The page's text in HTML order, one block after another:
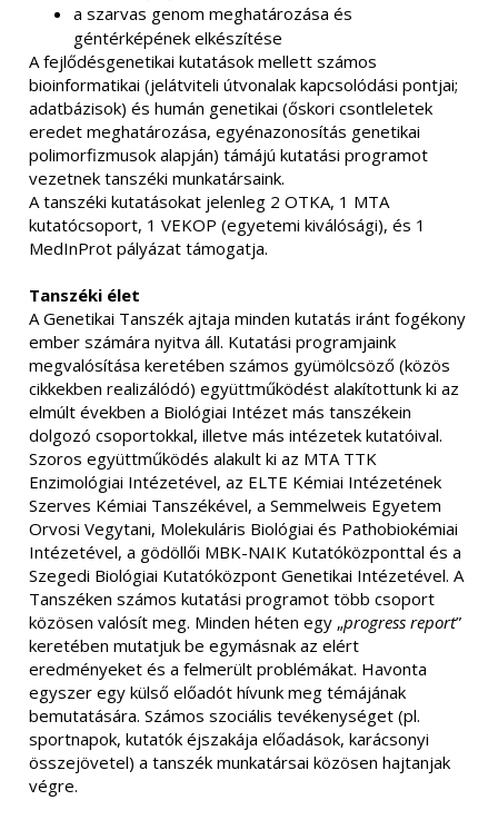
a szarvas genom meghatározása és
géntérképének elkészítése
A fejlődésgenetikai kutatások mellett számos
bioinformatikai (jelátviteli útvonalak kapcsolódási pontjai;
adatbázisok) és humán genetikai (őskori csontleletek
eredet meghatározása, egyénazonosítás genetikai
polimorfizmusok alapján) támájú kutatási programot
vezetnek tanszéki munkatársaink.
A tanszéki kutatásokat jelenleg 2 OTKA, 1 MTA
kutatócsoport, 1 VEKOP (egyetemi kiválósági), és 1
MedInProt pályázat támogatja.
Tanszéki élet
A Genetikai Tanszék ajtaja minden kutatás iránt fogékony
ember számára nyitva áll. Kutatási programjaink
megvalósítása keretében számos gyümölcsöző (közös
cikkekben realizálódó) együttműködést alakítottunk ki az
elmúlt években a Biológiai Intézet más tanszékein
dolgozó csoportokkal, illetve más intézetek kutatóival.
Szoros együttműködés alakult ki az MTA TTK
Enzimológiai Intézetével, az ELTE Kémiai Intézetének
Szerves Kémiai Tanszékével, a Semmelweis Egyetem
Orvosi Vegytani, Molekuláris Biológiai és Pathobiokémiai
Intézetével, a gödöllői MBK-NAIK Kutatóközponttal és a
Szegedi Biológiai Kutatóközpont Genetikai Intézetével. A
Tanszéken számos kutatási programot több csoport
közösen valósít meg. Minden héten egy „progress report”
keretében mutatjuk be egymásnak az elért
eredményeket és a felmerült problémákat. Havonta
egyszer egy külső előadót hívunk meg témájának
bemutatására. Számos szociális tevékenységet (pl.
sportnapok, kutatók éjszakája előadások, karácsonyi
összejövetel) a tanszék munkatársai közösen hajtanjak
végre.